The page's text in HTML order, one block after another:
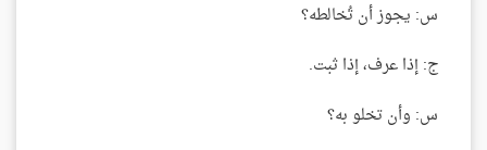
س: يجوز أن تُخالطه؟
ج: إذا عرف، إذا ثبت.
س: وأن تخلو به؟